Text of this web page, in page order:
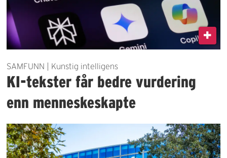
SAMFUNN | Kunstig intelligens
KI-tekster får bedre vurdering
enn menneskeskapte